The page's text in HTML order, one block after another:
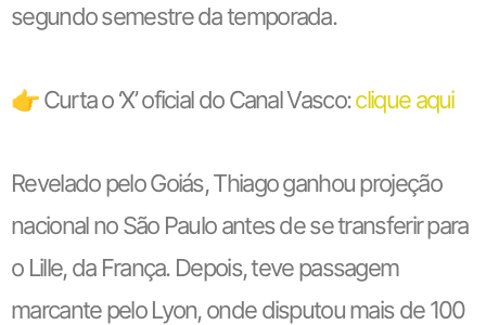
segundo semestre da temporada.
👉 Curta o ‘X’ oficial do Canal Vasco:clique aqui
Revelado pelo Goiás, Thiago ganhou projeção
nacional no São Paulo antes de se transferir para
o Lille, da França. Depois, teve passagem
marcante pelo Lyon, onde disputou mais de 100